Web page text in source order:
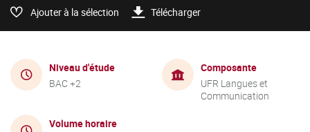
Ajouter à la sélection Télécharger
Niveau d'étude
BAC +2
Composante
UFR Langues et
Communication
Volume horaire